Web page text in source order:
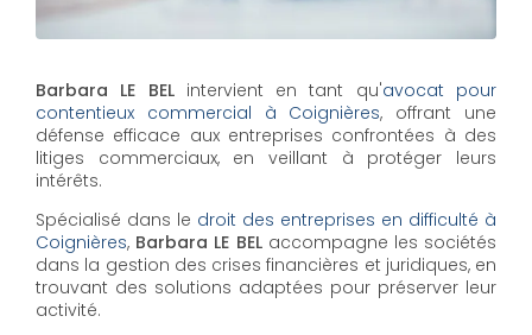
Barbara LE BELintervient en tant qu'avocat pour
contentieux commercial à Coignières, offrant une
défense efficace aux entreprises confrontées à des
litiges commerciaux, en veillant à protéger leurs
intérêts.
Spécialisé dans le droit des entreprises en difficulté à
Coignières, Barbara LE BELaccompagne les sociétés
dans la gestion des crises financières et juridiques, en
trouvant des solutions adaptées pour préserver leur
activité.